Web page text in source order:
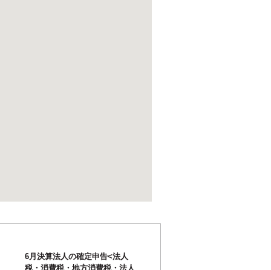
6月決算法人の確定申告<法人
税・消費税・地方消費税・法人